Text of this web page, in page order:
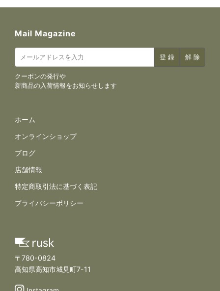
Mail Magazine
クーポンの発行や
新商品の入荷情報をお知らせします
サイトナビゲーション
ホーム
オンラインショップ
ブログ
店舗情報
規約とポリシー
特定商取引法に基づく表記
プライバシーポリシー
〒780-0824
高知県高知市城見町7-11